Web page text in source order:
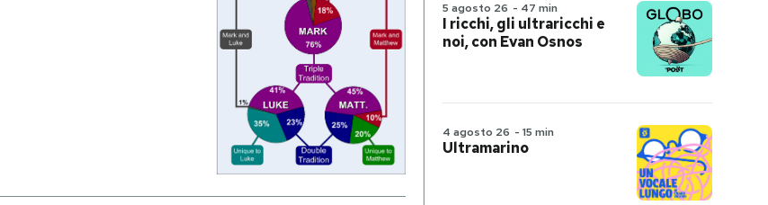
5 agosto 26 - 47 min
I ricchi, gli ultraricchi e
noi, con Evan Osnos
4 agosto 26 - 15 min
Ultramarino